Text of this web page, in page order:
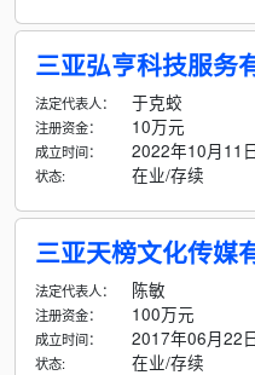
三亚弘亨科技服务
法定代表人： 于克蛟
注册资金： 10万元
成立时间： 2022年10月11
状态: 在业/存续
三亚天榜文化传媒
法定代表人： 陈敏
注册资金： 100万元
成立时间： 2017年06月22
状态: 在业/存续